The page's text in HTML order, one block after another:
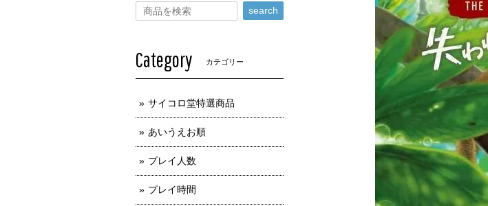
search
Category カテゴリー
サイコロ堂特選商品
あいうえお順
プレイ人数
プレイ時間